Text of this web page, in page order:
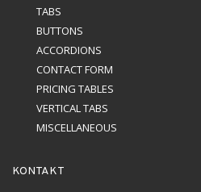
TABS
BUTTONS
ACCORDIONS
CONTACT FORM
PRICING TABLES
VERTICAL TABS
MISCELLANEOUS
KONTAKT